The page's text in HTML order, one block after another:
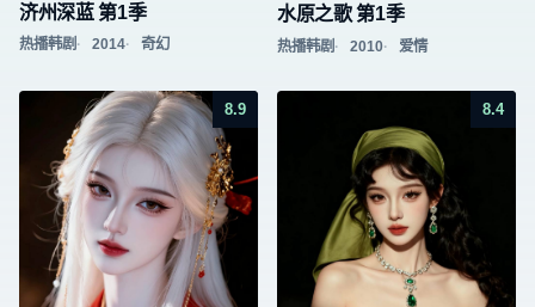
济州深蓝 第1季
热播韩剧 2014 奇幻
水原之歌 第1季
热播韩剧 2010 爱情
8.9 8.4